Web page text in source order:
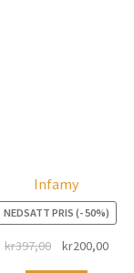
Infamy
NEDSATT PRIS (- 50%)
kr397,00 kr200,00